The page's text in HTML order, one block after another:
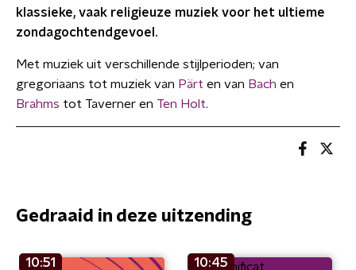
klassieke, vaak religieuze muziek voor het ultieme
zondagochtendgevoel.
Met muziek uit verschillende stijlperioden; van
gregoriaans tot muziek van Pärt en van Bach en
Brahms tot Taverner en Ten Holt.
Gedraaid in deze uitzending
10:51 10:45